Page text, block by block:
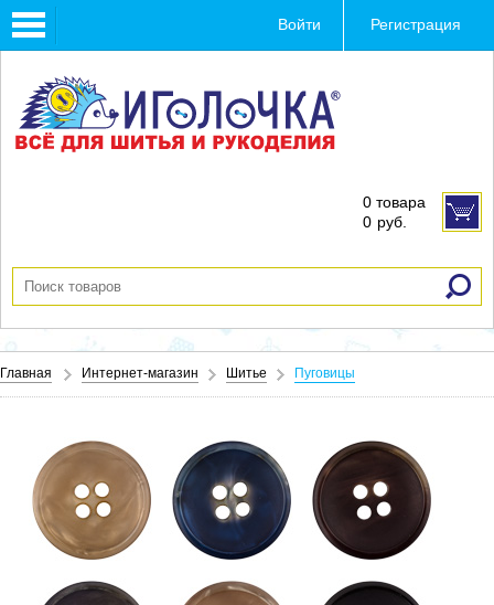
Toggle
navigation
Войти Регистрация
0 товара
0 руб.
Главная Интернет-магазин Шитье Пуговицы